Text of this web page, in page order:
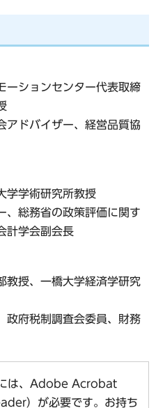
ーションセンター代表取締
アドバイザー、経営品質協
学学術研究所教授
、総務省の政策評価に関す
計学会副会長
教授、一橋大学経済学研究
政府税制調査会委員、財務
は、Adobe Acrobat
）が必要です。お持ち